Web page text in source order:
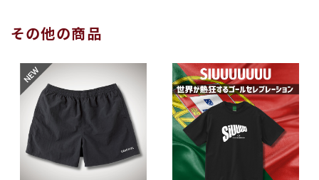
その他の商品